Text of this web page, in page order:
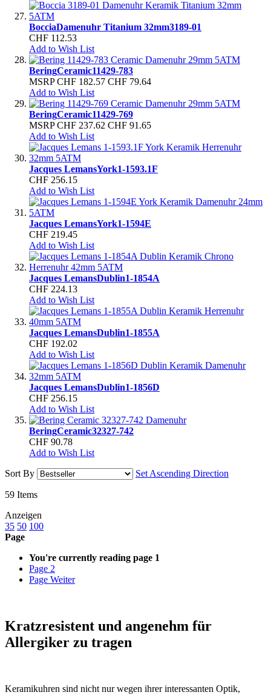
BocciaDamenuhr Titanium 32mm3189-01
CHF 112.53
Add to Wish List
BeringCeramic11429-783
MSRP CHF 182.57 CHF 79.64
Add to Wish List
BeringCeramic11429-769
MSRP CHF 237.62 CHF 91.65
Add to Wish List
Jacques LemansYork1-1593.1F
CHF 256.15
Add to Wish List
Jacques LemansYork1-1594E
CHF 219.45
Add to Wish List
Jacques LemansDublin1-1854A
CHF 224.13
Add to Wish List
Jacques LemansDublin1-1855A
CHF 192.02
Add to Wish List
Jacques LemansDublin1-1856D
CHF 256.15
Add to Wish List
BeringCeramic32327-742
CHF 90.78
Add to Wish List
Sort By
Set Ascending Direction
59 Items
Anzeigen
35 50 100
Page
You're currently reading page 1
Page 2
Page Weiter
Kratzresistent und angenehm für
Allergiker zu tragen
Keramikuhren sind nicht nur wegen ihrer interessanten Optik,